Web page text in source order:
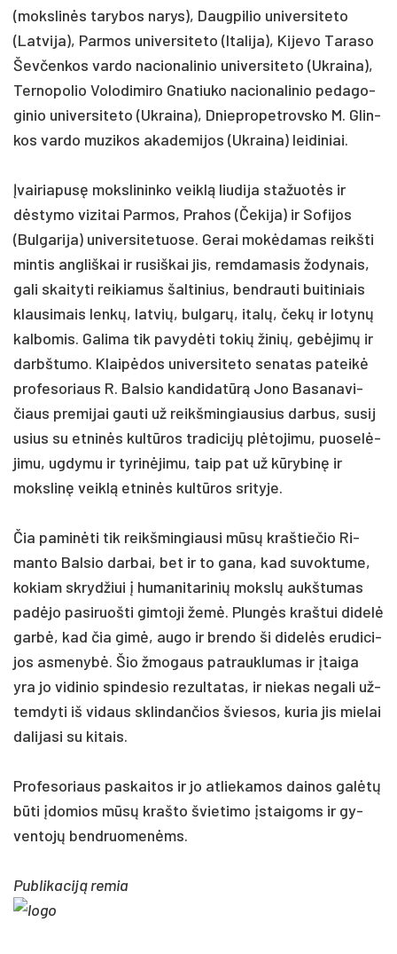
(moks­linės ta­ry­bos na­rys), Daug­pi­lio uni­ver­si­te­to
(Lat­vi­ja), Par­mos uni­ver­si­te­to (Ita­li­ja), Ki­je­vo Ta­ra­so
Šev­čen­kos var­do na­cio­na­li­nio uni­ver­si­te­to (Uk­rai­na),
Ter­no­po­lio Vo­lo­di­mi­ro Gna­tiu­ko na­cio­na­li­nio pe­da­go­
gi­nio uni­ver­si­te­to (Uk­rai­na), Dniep­ro­pet­rovs­ko M. Glin­
kos var­do mu­zi­kos aka­de­mi­jos (Uk­rai­na) lei­di­niai.
Įvai­ria­pusę moks­li­nin­ko veiklą liu­di­ja sta­žuotės ir
dėsty­mo vi­zi­tai Par­mos, Pra­hos (Če­ki­ja) ir So­fi­jos
(Bul­ga­ri­ja) uni­ver­si­te­tuo­se. Ge­rai mokė­da­mas reikš­ti
min­tis ang­liš­kai ir ru­siš­kai jis, rem­da­ma­sis žo­dy­nais,
ga­li skai­ty­ti rei­kia­mus šal­ti­nius, bend­rau­ti bui­ti­niais
klau­si­mais lenkų, lat­vių, bul­garų, italų, čekų ir lo­tynų
kal­bo­mis. Ga­li­ma tik pa­vydė­ti to­kių ži­nių, gebė­jimų ir
darbš­tu­mo. Klaipė­dos uni­ver­si­te­to se­na­tas pa­teikė
pro­fe­so­riaus R. Bal­sio kan­di­datūrą Jo­no Ba­sa­na­vi­
čiaus pre­mi­jai gau­ti už reikš­min­giau­sius dar­bus, su­si­j
u­sius su et­ninės kultū­ros tra­di­cijų plėto­ji­mu, puo­selė­
ji­mu, ug­dy­mu ir ty­rinė­ji­mu, taip pat už kūry­binę ir
moks­linę veiklą et­ninės kultū­ros sri­ty­je.
Čia pa­minė­ti tik reikš­min­giau­si mūsų kraš­tie­čio Ri­
man­to Bal­sio dar­bai, bet ir to ga­na, kad su­vok­tu­me,
ko­kiam skryd­žiui į hu­ma­ni­ta­ri­nių mokslų aukš­tu­mas
pa­dėjo pa­si­ruoš­ti gim­to­ji žemė. Plungės kraš­tui di­delė
garbė, kad čia gimė, au­go ir bren­do ši di­delės eru­di­ci­
jos as­me­nybė. Šio žmo­gaus pa­trauk­lu­mas ir įtai­ga
yra jo vi­di­nio spin­de­sio re­zul­ta­tas, ir nie­kas ne­ga­li už­
tem­dy­ti iš vi­daus sklin­dan­čios švie­sos, ku­ria jis mie­lai
da­li­ja­si su ki­tais.
Pro­fe­so­riaus pa­skai­tos ir jo at­lie­ka­mos dai­nos galėtų
būti įdo­mios mūsų kraš­to švie­ti­mo įstai­goms ir gy­
ven­tojų bend­ruo­menėms.
Publikaciją remia